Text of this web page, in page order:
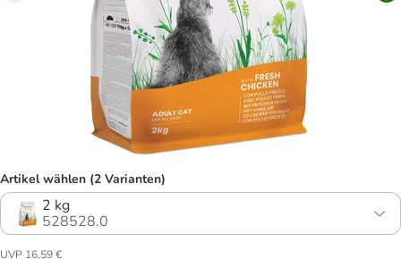
Artikel wählen (2 Varianten)
2 kg
528528.0
UVP 16,59 €